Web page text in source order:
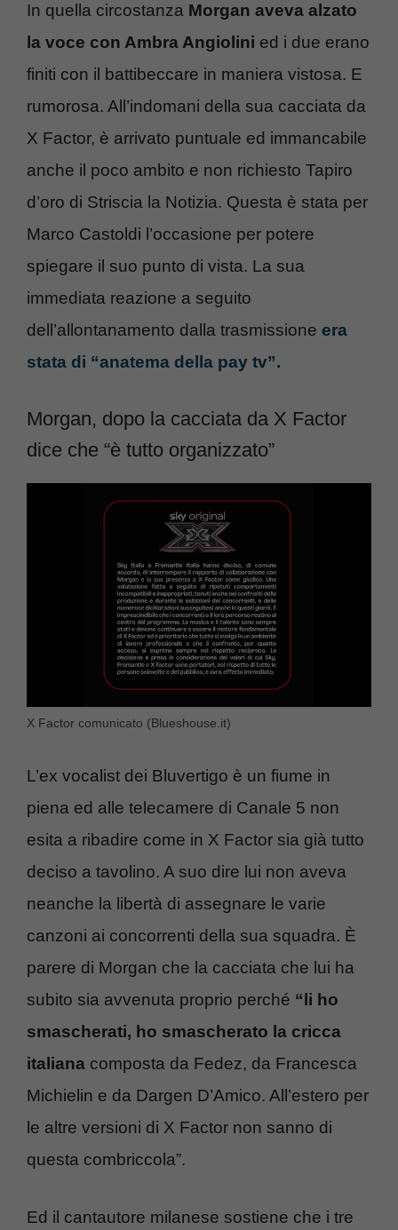
In quella circostanza Morgan aveva alzato
la voce con Ambra Angiolini ed i due erano
finiti con il battibeccare in maniera vistosa. E
rumorosa. All’indomani della sua cacciata da
X Factor, è arrivato puntuale ed immancabile
anche il poco ambito e non richiesto Tapiro
d’oro di Striscia la Notizia. Questa è stata per
Marco Castoldi l’occasione per potere
spiegare il suo punto di vista. La sua
immediata reazione a seguito
dell’allontanamento dalla trasmissione era
stata di “anatema della pay tv”.
Morgan, dopo la cacciata da X Factor
dice che “è tutto organizzato”
X Factor comunicato (Blueshouse.it)
L’ex vocalist dei Bluvertigo è un fiume in
piena ed alle telecamere di Canale 5 non
esita a ribadire come in X Factor sia già tutto
deciso a tavolino. A suo dire lui non aveva
neanche la libertà di assegnare le varie
canzoni ai concorrenti della sua squadra. È
parere di Morgan che la cacciata che lui ha
subito sia avvenuta proprio perché “li ho
smascherati, ho smascherato la cricca
italiana composta da Fedez, da Francesca
Michielin e da Dargen D’Amico. All’estero per
le altre versioni di X Factor non sanno di
questa combriccola”.
Ed il cantautore milanese sostiene che i tre